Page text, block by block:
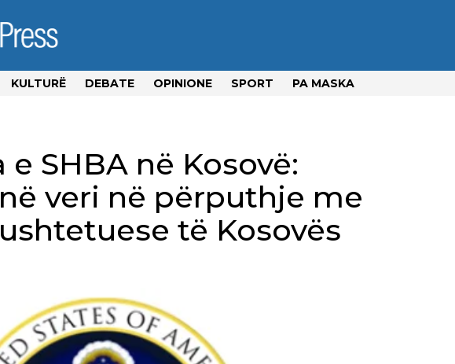
KULTURË DEBATE OPINIONE SPORT PA MASKA
SHBA në Kosovë:
veri në përputhje me
të Kosovës